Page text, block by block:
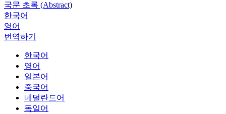
국문 초록 (Abstract)
한국어
영어
번역하기
한국어
영어
일본어
중국어
네덜란드어
독일어